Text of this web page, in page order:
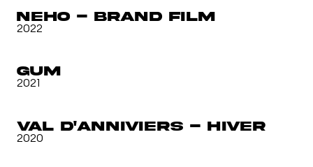
Neho - Brand Film
2022
GUM
2021
Val d'Anniviers - Hiver
2020